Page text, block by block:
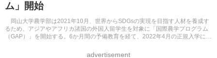
自由研究教材（小学生向け）
ム」開始
岡山大学農学部は2021年10月、世界からSDGsの実現を目指す人材を養成す
るため、アジアやアフリカ諸国の外国人留学生を対象に「国際農学プログラム
（GAP）」を開始する。6か月間の予備教育を経て、2022年4月の正規入学によ
advertisement